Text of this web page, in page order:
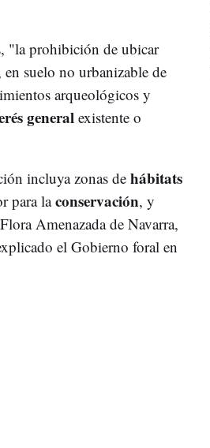
"la prohibición de ubicar
en suelo no urbanizable de
arqueológicos y
generalexistente o
incluya zonas de hábitats
para laconservación, y
Amenazada de Navarra,
el Gobierno foral en